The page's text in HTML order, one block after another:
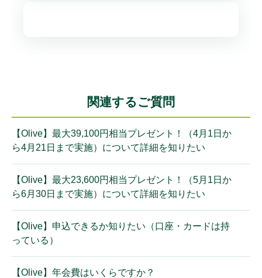
関連するご質問
【Olive】最大39,100円相当プレゼント！（4月1日か
ら4月21日まで実施）について詳細を知りたい
【Olive】最大23,600円相当プレゼント！（5月1日か
ら6月30日まで実施）について詳細を知りたい
【Olive】申込できるか知りたい（口座・カードは持
っている）
【Olive】年会費はいくらですか？